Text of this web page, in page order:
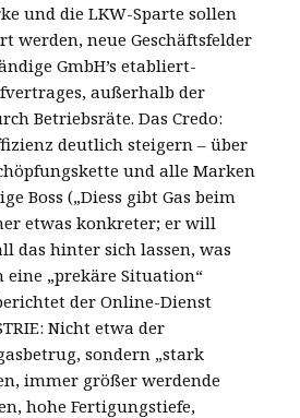
und die LKW-Sparte sollen
werden, neue Geschäftsfelder
GmbH’s etabliert-
außerhalb der
Betriebsräte. Das Credo:
deutlich steigern – über
und alle Marken
Boss („Diess gibt Gas beim
etwas konkreter; er will
das hinter sich lassen, was
eine „prekäre Situation“
der Online-Dienst
Nicht etwa der
sondern „stark
immer größer werdende
hohe Fertigungstiefe,